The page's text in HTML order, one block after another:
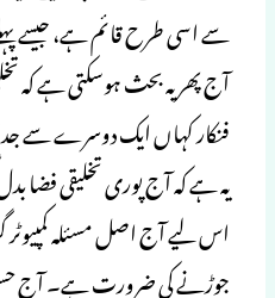
سے اسی طرح قائم ہے، جیسے
آج پھر یہ بحث ہوسکتی ہے کہ
فنکار کہاں ایک دوسرے سے
یہ ہے کہ آج پوری تخلیقی فضا
اس لیے آج اصل مسئلہ
جوڑنے کی ضرورت ہے۔ آج